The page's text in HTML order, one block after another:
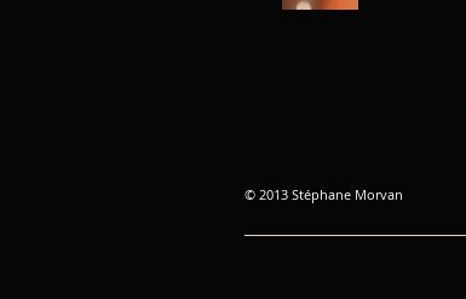
© 2013 Stéphane Morvan